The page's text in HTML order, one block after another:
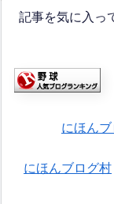
記事を気に入っ
にほん
にほんブログ村